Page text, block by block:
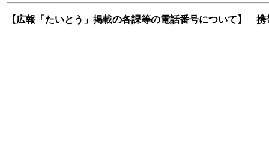
【広報「たいとう」掲載の各課等の電話番号について】 携